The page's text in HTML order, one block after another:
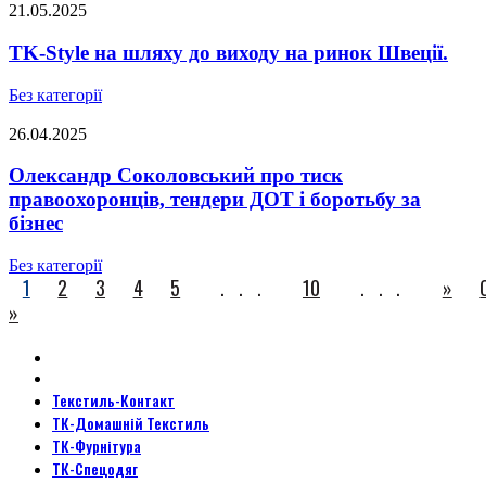
21.05.2025
TK-Style на шляху до виходу на ринок Швеції.
Без категорії
26.04.2025
Олександр Соколовський про тиск
правоохоронців, тендери ДОТ і боротьбу за
бізнес
Без категорії
1 2 3 4 5 ... 10 ... »
»
Текстиль-Контакт
ТК-Домашній Текстиль
ТК-Фурнітура
ТК-Спецодяг